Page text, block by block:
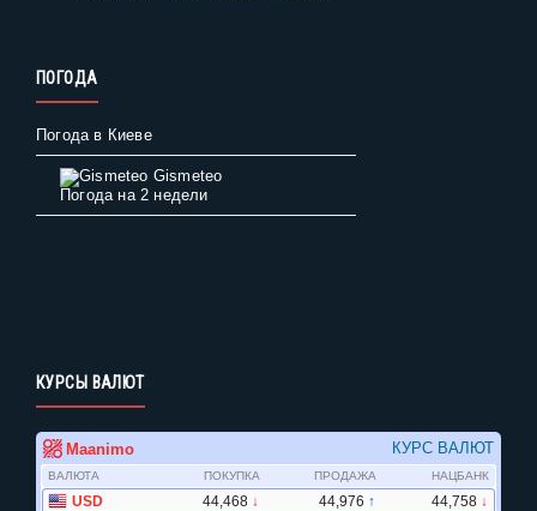
ПОГОДА
Погода в Киеве
Gismeteo
Погода на 2 недели
КУРСЫ ВАЛЮТ